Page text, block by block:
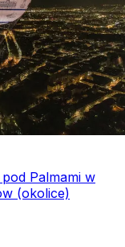
Palmami w
(okolice)